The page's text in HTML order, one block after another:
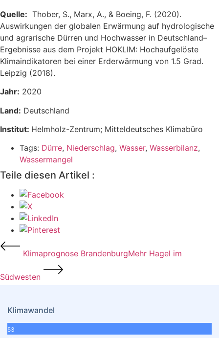
Quelle: Thober, S., Marx, A., & Boeing, F. (2020).
Auswirkungen der globalen Erwärmung auf hydrologische
und agrarische Dürren und Hochwasser in Deutschland–
Ergebnisse aus dem Projekt HOKLIM: Hochaufgelöste
Klimaindikatoren bei einer Erderwärmung von 1.5 Grad.
Leipzig (2018).
Jahr: 2020
Land: Deutschland
Institut: Helmholz-Zentrum; Mitteldeutsches Klimabüro
Tags: Dürre, Niederschlag, Wasser, Wasserbilanz,
Wassermangel
Teile diesen Artikel :
Klimaprognose BrandenburgMehr Hagel im
Südwesten
Klimawandel
53